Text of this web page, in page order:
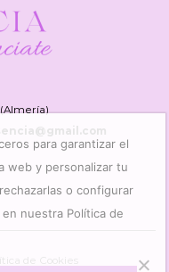
de Cookies
para garantizar el
web y personalizar tu
o configurar
nuestra Política de